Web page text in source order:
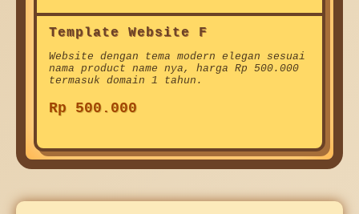
Template Website F
Website dengan tema modern elegan sesuai
nama product name nya, harga Rp 500.000
termasuk domain 1 tahun.
Rp 500.000